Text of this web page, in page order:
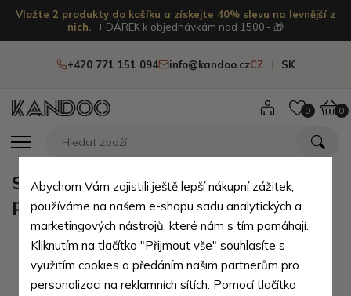
Vložte 2 produkty do košíku a získejte 40% slevu na levnější z
nich.
+ DÁREK k objednávkám nad 1500,- 🎁
+420 771 151 094 info@kandoo.czCZ SK
0 0
Světle hnědá pánská kožená
peněženka Adodine
Abychom Vám zajistili ještě lepší nákupní zážitek,
používáme na našem e-shopu sadu analytických a
marketingových nástrojů, které nám s tím pomáhají.
Kliknutím na tlačítko "Přijmout vše" souhlasíte s
využitím cookies a předáním našim partnerům pro
personalizaci na reklamních sítích. Pomocí tlačítka